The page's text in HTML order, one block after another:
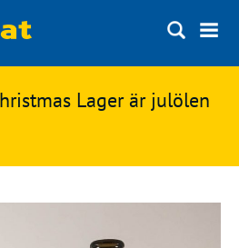
Lager är julölen